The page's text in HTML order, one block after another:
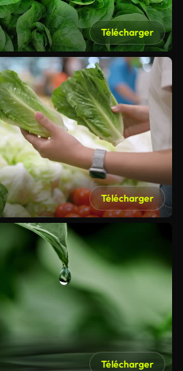
Télécharger
Télécharger
Télécharger